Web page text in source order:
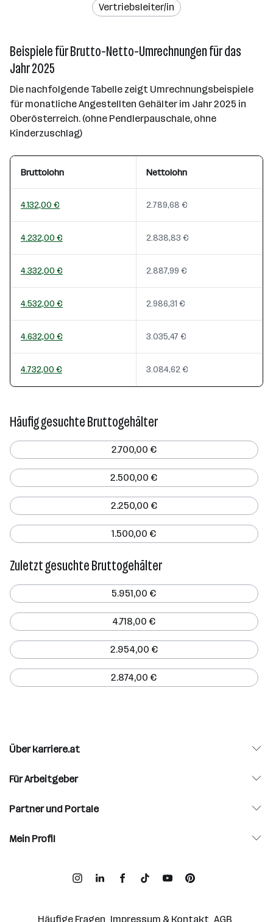
Vertriebsleiter/in
Beispiele für Brutto-Netto-Umrechnungen für das
Jahr 2025
Die nachfolgende Tabelle zeigt Umrechnungsbeispiele
für monatliche Angestellten Gehälter im Jahr 2025 in
Oberösterreich. (ohne Pendlerpauschale, ohne
Kinderzuschlag)
Bruttolohn Nettolohn
4.132,00 € 2.789,68 €
4.232,00 € 2.838,83 €
4.332,00 € 2.887,99 €
4.532,00 € 2.986,31 €
4.632,00 € 3.035,47 €
4.732,00 € 3.084,62 €
Häufig gesuchte Bruttogehälter
2.700,00 €
2.500,00 €
2.250,00 €
1.500,00 €
Zuletzt gesuchte Bruttogehälter
5.951,00 €
4.718,00 €
2.954,00 €
2.874,00 €
Über karriere.at
Für Arbeitgeber
Partner und Portale
Mein Profil
Häufige Fragen Impressum & Kontakt AGB